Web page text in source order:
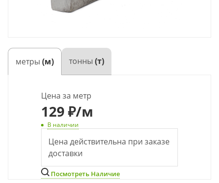
метры (м) тонны (т)
Цена за метр
129 ₽/м
В наличии
Цена действительна при заказе
доставки
Посмотреть Наличие